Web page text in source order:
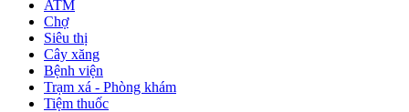
ATM
Chợ
Siêu thị
Cây xăng
Bệnh viện
Trạm xá - Phòng khám
Tiệm thuốc